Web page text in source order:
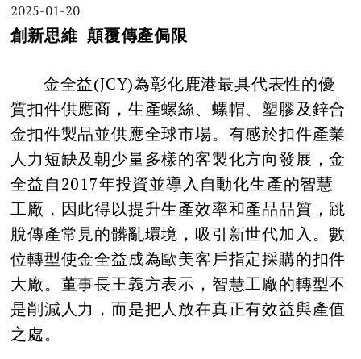
2025-01-20
創新思維 顛覆傳產侷限
金全益(JCY)為彰化鹿港最具代表性的優
質扣件供應商，生產螺絲、螺帽、塑膠及鋅合
金扣件製品並供應全球市場。有感於扣件產業
人力短缺及朝少量多樣的客製化方向發展，金
全益自2017年投資並導入自動化生產的智慧
工廠，因此得以提升生產效率和產品品質，跳
脫傳產常見的髒亂環境，吸引新世代加入。數
位轉型使金全益成為歐美客戶指定採購的扣件
大廠。董事長王義方表示，智慧工廠的轉型不
是削減人力，而是把人放在真正有效益與產值
之處。